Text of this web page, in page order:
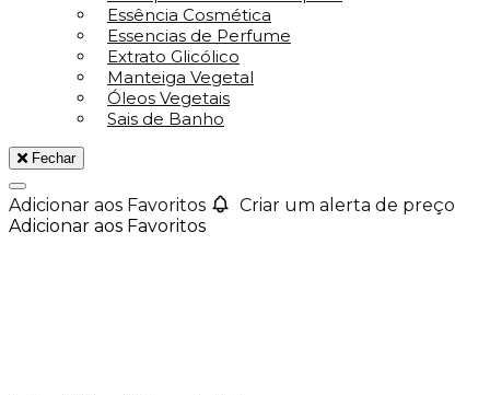
Essência Cosmética
Essencias de Perfume
Extrato Glicólico
Manteiga Vegetal
Óleos Vegetais
Sais de Banho
Fechar
Adicionar aos Favoritos
Criar um alerta de preço
Adicionar aos Favoritos